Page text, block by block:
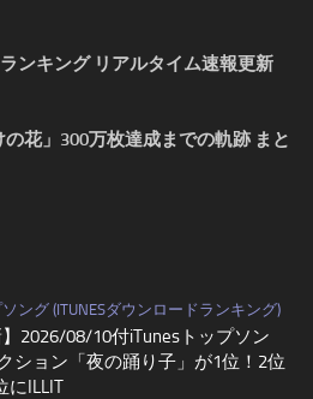
ンキング リアルタイム速報更新
花」300万枚達成までの軌跡 まと
ソング (ITUNESダウンロードランキング)
】2026/08/10付iTunesトップソン
ション「夜の踊り子」が1位！2位
にILLIT